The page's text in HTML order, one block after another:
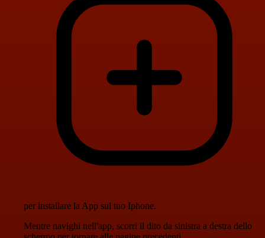
per installare la App sul tuo Iphone.
Mentre navighi nell'app, scorri il dito da sinistra a destra dello